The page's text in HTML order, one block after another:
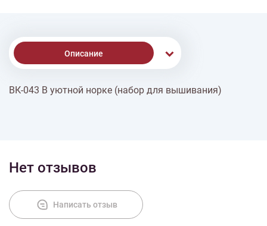
Описание
Доставка
ВК-043 В уютной норке (набор для вышивания)
Нет отзывов
Написать отзыв